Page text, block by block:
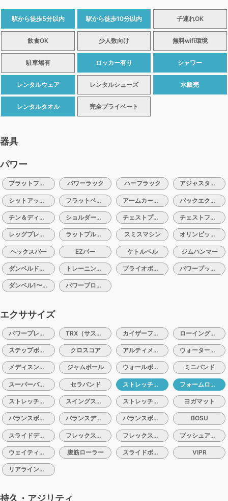
駅から徒歩5分以内 駅から徒歩10分以内 子連れOK
飲食OK 少人数向け 無料wifi環境
駐車場有 ロッカー有り シャワー
レンタルウェア レンタルシューズ 水販売
レンタルタオル 完全プライベート
器具
パワー
プラットフォーム パワーラック ハーフラック アジャスタブルベンチ
シットアップベンチ フラットベンチ アームカールベンチ バックエクステンションベンチ
チン＆ディップマシン ショルダープレスマシン チェストプレスマシン チェストフライマシン
レッグプレスマシン ラットプルマシン スミスマシン オリンピックバー（10、15、20）
ヘックスバー EZバー ケトルベル ジムハンマー
ダンベルドロップマット トレーニングチェーン プライオボックス パワープッシュ＆トレイル
ダンベル1〜10kg パワーブロック
エクササイズ
パワープレート TRX（サスペンショントレーナー） カイザーファンクショナルトレーナー ローイングエルゴメーター
ステップボード クロスコア アルティメイトサンドバック ウォーターバック
メディスンボール1〜5kg ジャムボール ウォールボール ミニバンド
スーパーバンド セラバンド ストレッチポール フォームローラー
ストレッチポールハーフ スイングストレッチ ストレッチマット ヨガマット
バランスボール バランスディスク バランスボード BOSU
スライドディスク（バルスライド） フレックスクッション フレックスバレル プッシュアップバー
ウェイティングベルト 腹筋ローラー スライドボード VIPR
リアラインコア
持久・アジリティ